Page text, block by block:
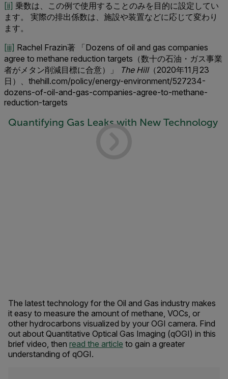
[ii] 乗数は、この例で使用することのみを目的に設定してい
ます。 実際の排出係数は、施設や装置などに応じて変わり
ます。
[iii] Rachel Frazin著 「Dozens of oil and gas companies
agree to methane reduction targets（数十の石油・ガス事業
者がメタン削減目標に合意）」
The Hill（2020年11月23
日）、thehill.com/policy/energy-environment/527234-
dozens-of-oil-and-gas-companies-agree-to-methane-
reduction-targets
Quantifying Gas Leaks with New Technology
The latest technology for the Oil and Gas industry makes
it easy to measure the amount of methane, VOCs, or
other hydrocarbons visualized by your OGI camera. Find
out about Quantitative Optical Gas Imaging (qOGI) in this
brief video, then read the article to gain a greater
understanding of qOGI.